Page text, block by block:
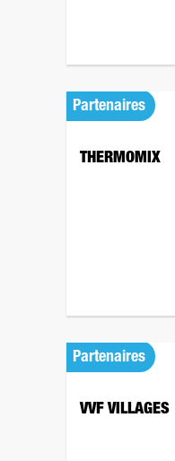
Partenaires
THERMOMIX
Partenaires
VVF VILLAGES